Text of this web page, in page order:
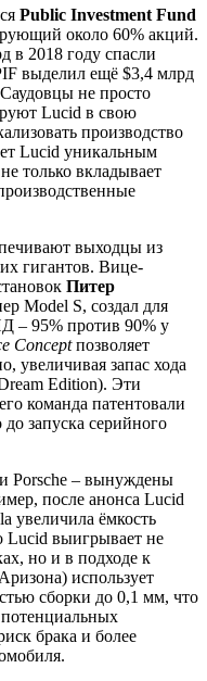
Public Investment Fund
около 60% акций.
в 2018 году спасли
выделил ещё $3,4 млрд
не просто
Lucid в свою
производство
Lucid уникальным
только вкладывает
выходцы из
гигантов. Вице-
Питер
Model S, создал для
– 95% против 90% у
Conceptпозволяет
увеличивая запас хода
Edition). Эти
команда патентовали
запуска серийного
Porsche – вынуждены
после анонса Lucid
увеличила ёмкость
Lucid выигрывает не
но и в подходе к
использует
сборки до 0,1 мм, что
брака и более